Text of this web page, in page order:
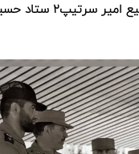
واکنش سریع شهید آبگون نزاجا مستقر در تبریز